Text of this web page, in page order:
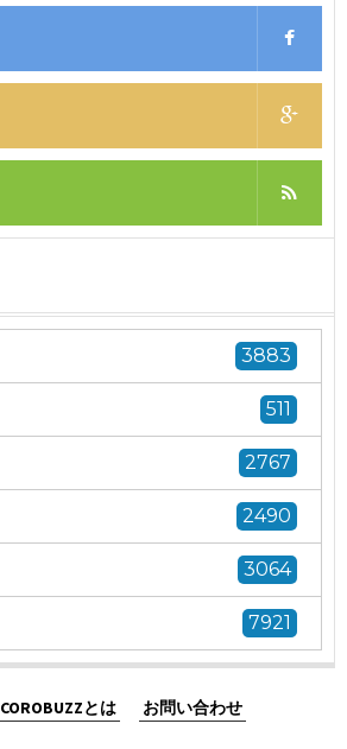
3883
511
2767
2490
3064
7921
COROBUZZとは お問い合わせ